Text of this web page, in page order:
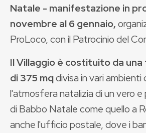
Natale - manifestazione in
novembre al 6 gennaio,
ProLoco, con il Patrocinio del
Il Villaggio è costituito da
di 375 mqdivisa in vari ambienti
l'atmosfera natalizia di un vero e
di Babbo Natale come quello a
anche l'ufficio postale, dove i